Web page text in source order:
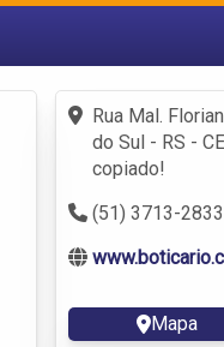
Fazer login
Criar conta
Rua Mal.
do Sul - RS -
copiado!
(51) 3713-2833
Mapa